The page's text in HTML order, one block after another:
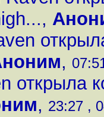
,
,
открыла
, 23:27 ,